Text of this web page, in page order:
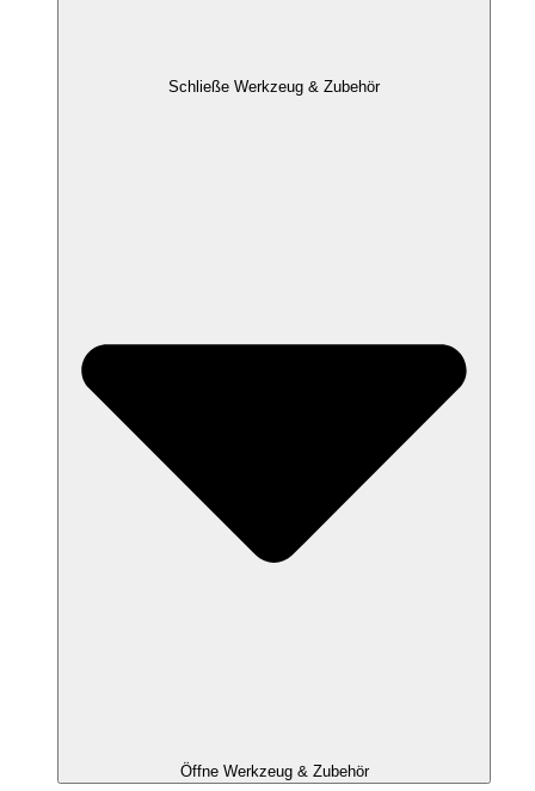
Schließe Werkzeug & Zubehör
Öffne Werkzeug & Zubehör